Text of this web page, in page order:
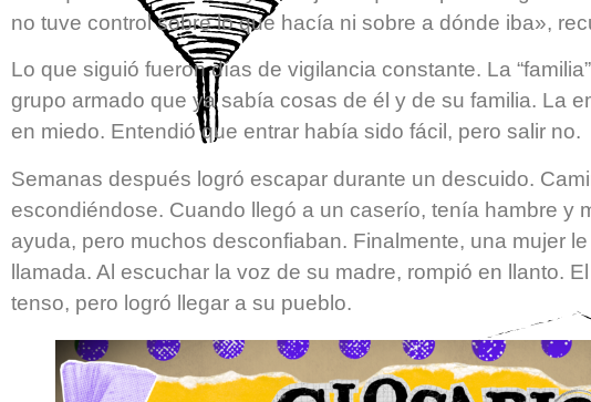
no tuve control sobre lo que hacía ni sobre a dónde iba»,
Lo que siguió fueron días de vigilancia constante. La
grupo armado que ya sabía cosas de él y de su familia. La
en miedo. Entendió que entrar había sido fácil, pero salir no.
Semanas después logró escapar durante un descuido.
escondiéndose. Cuando llegó a un caserío, tenía hambre y
ayuda, pero muchos desconfiaban. Finalmente, una mujer
llamada. Al escuchar la voz de su madre, rompió en llanto.
tenso, pero logró llegar a su pueblo.